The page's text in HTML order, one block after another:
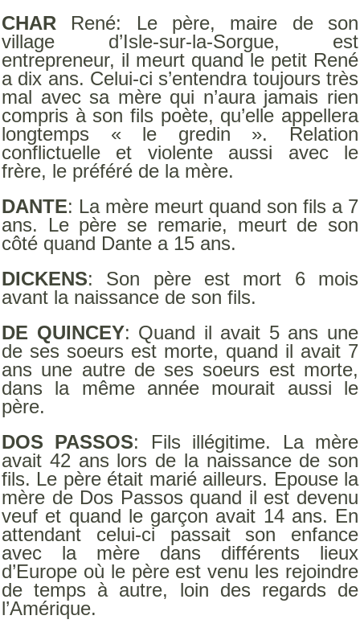
CHAR René: Le père, maire de son
village d’Isle-sur-la-Sorgue, est
entrepreneur, il meurt quand le petit René
a dix ans. Celui-ci s’entendra toujours très
mal avec sa mère qui n’aura jamais rien
compris à son fils poète, qu’elle appellera
longtemps « le gredin ». Relation
conflictuelle et violente aussi avec le
frère, le préféré de la mère.
DANTE: La mère meurt quand son fils a 7
ans. Le père se remarie, meurt de son
côté quand Dante a 15 ans.
DICKENS: Son père est mort 6 mois
avant la naissance de son fils.
DE QUINCEY: Quand il avait 5 ans une
de ses soeurs est morte, quand il avait 7
ans une autre de ses soeurs est morte,
dans la même année mourait aussi le
père.
DOS PASSOS: Fils illégitime. La mère
avait 42 ans lors de la naissance de son
fils. Le père était marié ailleurs. Epouse la
mère de Dos Passos quand il est devenu
veuf et quand le garçon avait 14 ans. En
attendant celui-ci passait son enfance
avec la mère dans différents lieux
d’Europe où le père est venu les rejoindre
de temps à autre, loin des regards de
l’Amérique.